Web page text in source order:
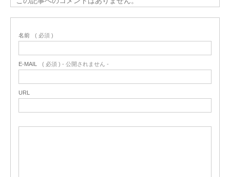
名前 ( 必須 )
E-MAIL ( 必須 ) - 公開されません -
URL